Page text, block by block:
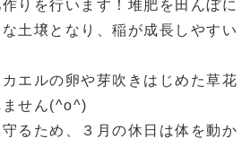
りを行います！堆肥を田んぼに
土壌となり、稲が成長しやすい
エルの卵や芽吹きはじめた草花
ません(^o^)
るため、３月の休日は体を動か